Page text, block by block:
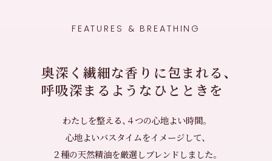
FEATURES & BREATHING
奥深く繊細な香りに包まれる、
呼吸深まるようなひとときを
わたしを整える、４つの心地よい時間。
心地よいバスタイムをイメージして、
２種の天然精油を厳選しブレンドしました。